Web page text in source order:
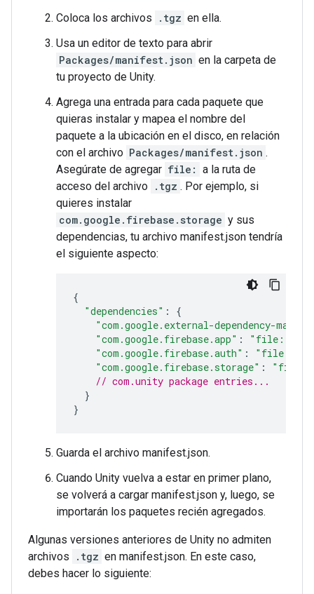
Coloca los archivos
.tgz en ella.
Usa un editor de texto para abrir
Packages/manifest.json en la carpeta de
tu proyecto de Unity.
Agrega una entrada para cada paquete que
quieras instalar y mapea el nombre del
paquete a la ubicación en el disco, en relación
con el archivo Packages/manifest.json .
Asegúrate de agregar file: a la ruta de
acceso del archivo .tgz . Por ejemplo, si
quieres instalar
com.google.firebase.storage y sus
dependencias, tu archivo manifest.json tendría
el siguiente aspecto:
{
"dependencies" :
{
"com.google.external-dependency-
"com.google.firebase.app" :
"file:../
"com.google.firebase.auth" :
"file:../
"com.google.firebase.storage" :
"file:../
// com.unity package entries...
}
}
Guarda el archivo manifest.json.
Cuando Unity vuelva a estar en primer plano,
se volverá a cargar manifest.json y, luego, se
importarán los paquetes recién agregados.
Algunas versiones anteriores de Unity no admiten
archivos
.tgz en manifest.json. En este caso,
debes hacer lo siguiente: